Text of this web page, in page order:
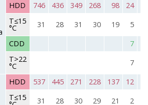
HDD 746 436 349 268 98
24
T≤15
°C 31 28 31 30 19
5
CDD
7
T>22
°C 7
HDD 537 445 271 228 137
12
T≤15
31 28 30 29 21
2